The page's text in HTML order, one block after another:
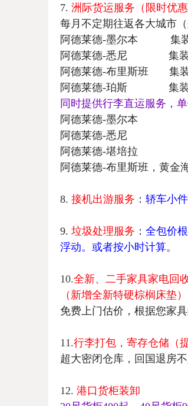
7. 洲际货运服务（限时优惠
每月不定期往返各大城市
阿德莱德-墨尔本 集
阿德莱德-悉尼 集
阿德莱德-布里斯班 集
阿德莱德-珀斯 集
同时提供行李直运服务，
阿德莱德-墨尔本
阿德莱德-悉尼
阿德莱德-堪培拉
阿德莱德-布里斯班，黄金
8. 接机出游服务 ： 轿车小
9. 垃圾处理服务 ： 全包价
浮动。或者按小时计算。
10.全新、二手家具家电回
（新增全新特硬棕榈床垫）
免费上门估价，根据您家
11.行李打包，寄存仓储（
超大密闭仓库，回国退房
12. 港口货柜装卸